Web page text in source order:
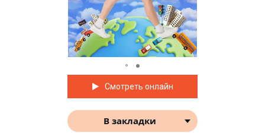
Смотреть онлайн
В закладки